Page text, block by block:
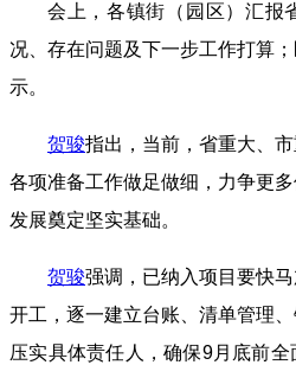
会上，各镇街（园区）汇报
况、存在问题及下一步工作打算
示。
贺骏指出，当前，省重大、
各项准备工作做足做细，力争更
发展奠定坚实基础。
贺骏强调，已纳入项目要快
开工，逐一建立台账、清单管理
压实具体责任人，确保9月底前